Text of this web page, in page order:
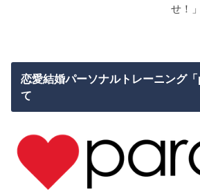
せ！
恋愛結婚パーソナルトレーニング
て